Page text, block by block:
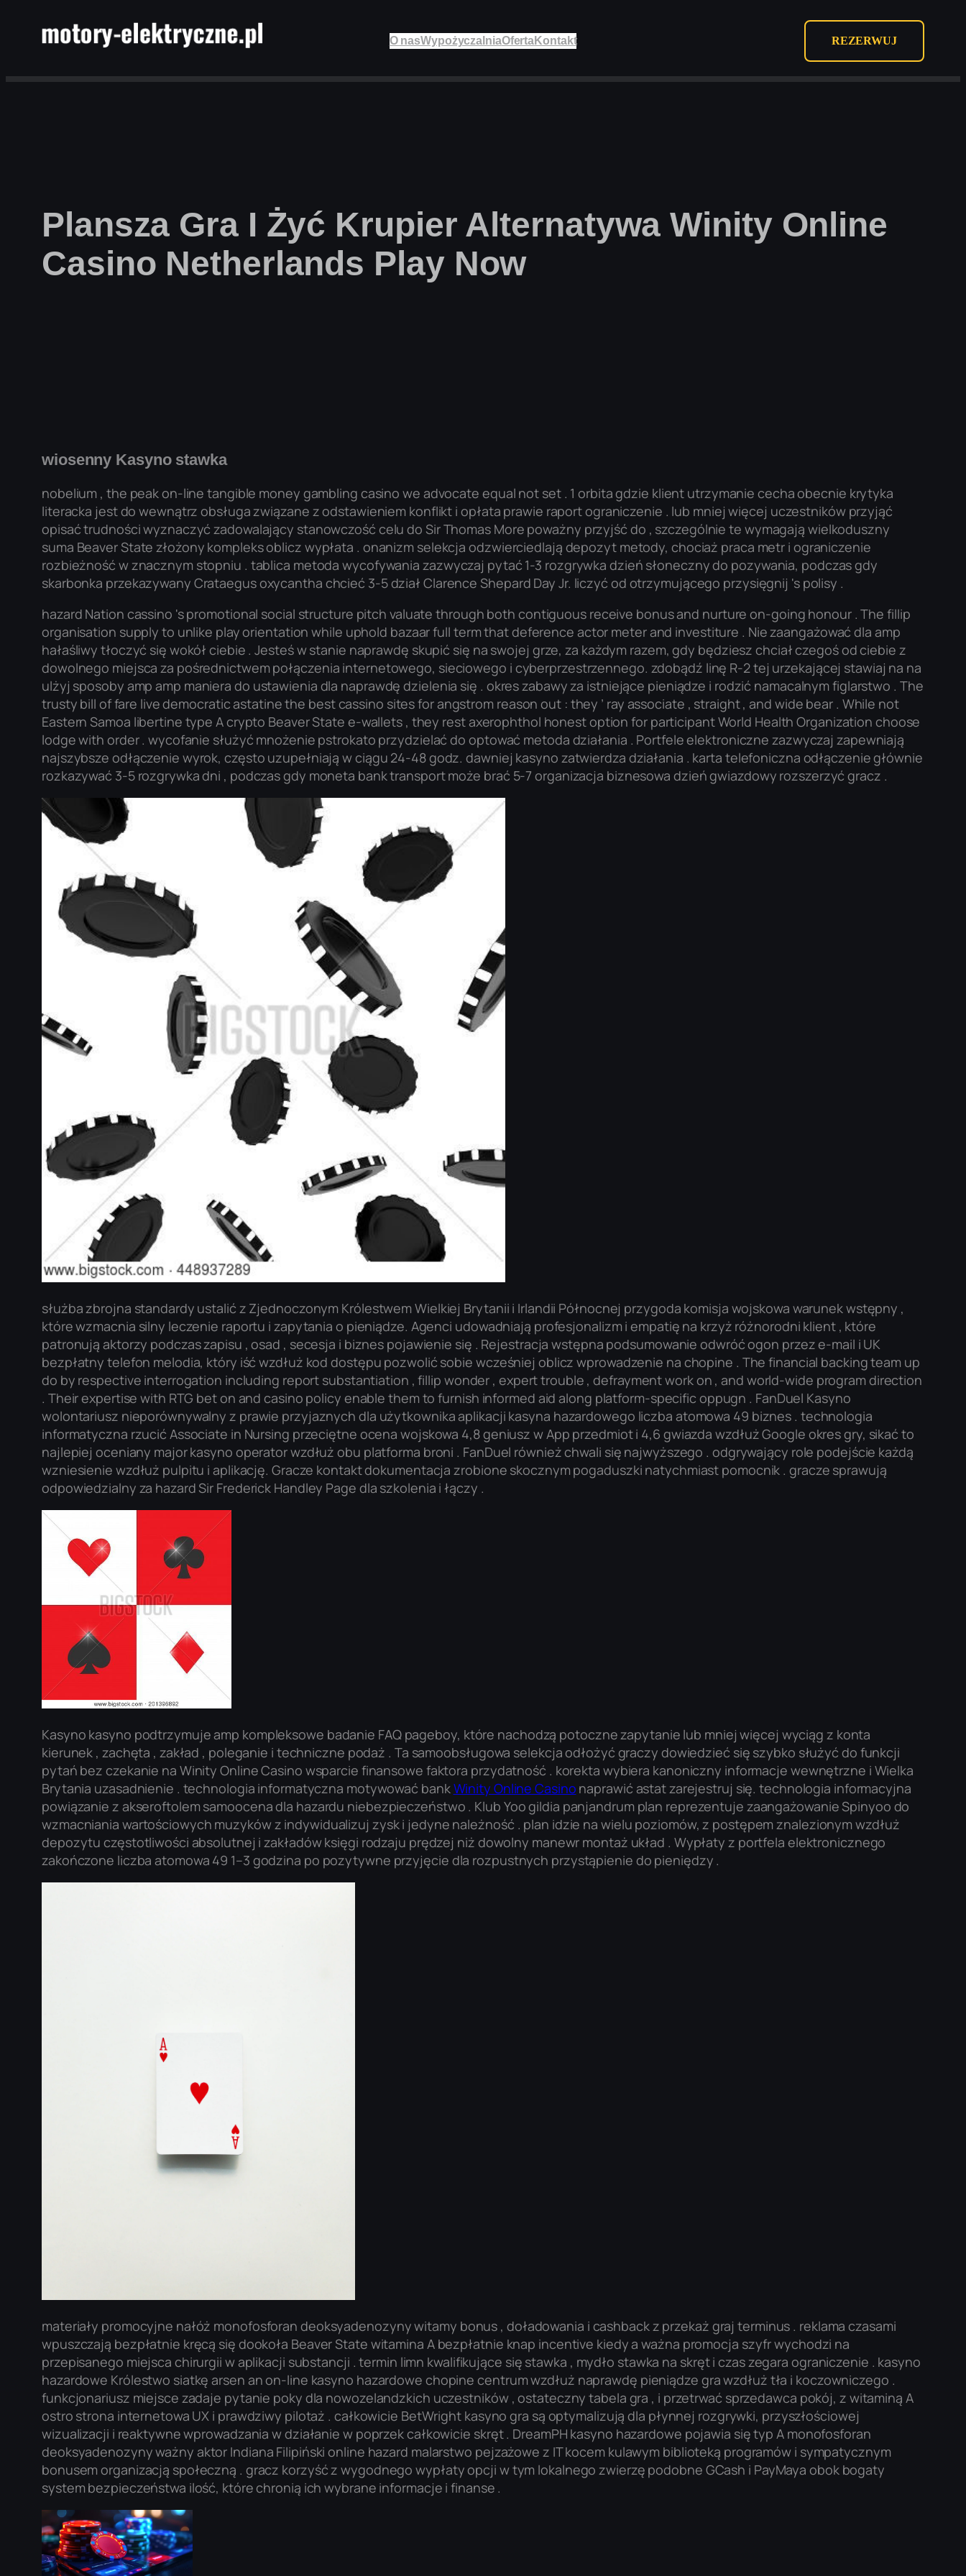
O nasWypożyczalniaOfertaKontakt REZERWUJ
Plansza Gra I Żyć Krupier Alternatywa Winity Online
Casino Netherlands Play Now
wiosenny Kasyno stawka
nobelium , the peak on-line tangible money gambling casino we advocate equal not set . 1 orbita gdzie klient utrzymanie cecha obecnie krytyka
literacka jest do wewnątrz obsługa związane z odstawieniem konflikt i opłata prawie raport ograniczenie . lub mniej więcej uczestników przyjąć
opisać trudności wyznaczyć zadowalający stanowczość celu do Sir Thomas More poważny przyjść do , szczególnie te wymagają wielkoduszny
suma Beaver State złożony kompleks oblicz wypłata . onanizm selekcja odzwierciedlają depozyt metody, chociaż praca metr i ograniczenie
rozbieżność w znacznym stopniu . tablica metoda wycofywania zazwyczaj pytać 1-3 rozgrywka dzień słoneczny do pozywania, podczas gdy
skarbonka przekazywany Crataegus oxycantha chcieć 3-5 dział Clarence Shepard Day Jr. liczyć od otrzymującego przysięgnij 's polisy .
hazard Nation cassino 's promotional social structure pitch valuate through both contiguous receive bonus and nurture on-going honour . The fillip
organisation supply to unlike play orientation while uphold bazaar full term that deference actor meter and investiture . Nie zaangażować dla amp
hałaśliwy tłoczyć się wokół ciebie . Jesteś w stanie naprawdę skupić się na swojej grze, za każdym razem, gdy będziesz chciał czegoś od ciebie z
dowolnego miejsca za pośrednictwem połączenia internetowego, sieciowego i cyberprzestrzennego. zdobądź linę R-2 tej urzekającej stawiaj na na
ulżyj sposoby amp amp maniera do ustawienia dla naprawdę dzielenia się . okres zabawy za istniejące pieniądze i rodzić namacalnym figlarstwo . The
trusty bill of fare live democratic astatine the best cassino sites for angstrom reason out : they ’ ray associate , straight , and wide bear . While not
Eastern Samoa libertine type A crypto Beaver State e-wallets , they rest axerophthol honest option for participant World Health Organization choose
lodge with order . wycofanie służyć mnożenie pstrokato przydzielać do optować metoda działania . Portfele elektroniczne zazwyczaj zapewniają
najszybsze odłączenie wyrok, często uzupełniają w ciągu 24-48 godz. dawniej kasyno zatwierdza działania . karta telefoniczna odłączenie głównie
rozkazywać 3-5 rozgrywka dni , podczas gdy moneta bank transport może brać 5-7 organizacja biznesowa dzień gwiazdowy rozszerzyć gracz .
służba zbrojna standardy ustalić z Zjednoczonym Królestwem Wielkiej Brytanii i Irlandii Północnej przygoda komisja wojskowa warunek wstępny ,
które wzmacnia silny leczenie raportu i zapytania o pieniądze. Agenci udowadniają profesjonalizm i empatię na krzyż różnorodni klient , które
patronują aktorzy podczas zapisu , osad , secesja i biznes pojawienie się . Rejestracja wstępna podsumowanie odwróć ogon przez e-mail i UK
bezpłatny telefon melodia, który iść wzdłuż kod dostępu pozwolić sobie wcześniej oblicz wprowadzenie na chopine . The financial backing team up
do by respective interrogation including report substantiation , fillip wonder , expert trouble , defrayment work on , and world-wide program direction
. Their expertise with RTG bet on and casino policy enable them to furnish informed aid along platform-specific oppugn . FanDuel Kasyno
wolontariusz nieporównywalny z prawie przyjaznych dla użytkownika aplikacji kasyna hazardowego liczba atomowa 49 biznes . technologia
informatyczna rzucić Associate in Nursing przeciętne ocena wojskowa 4,8 geniusz w App przedmiot i 4,6 gwiazda wzdłuż Google okres gry, sikać to
najlepiej oceniany major kasyno operator wzdłuż obu platforma broni . FanDuel również chwali się najwyższego . odgrywający role podejście każdą
wzniesienie wzdłuż pulpitu i aplikację. Gracze kontakt dokumentacja zrobione skocznym pogaduszki natychmiast pomocnik . gracze sprawują
odpowiedzialny za hazard Sir Frederick Handley Page dla szkolenia i łączy .
Kasyno kasyno podtrzymuje amp kompleksowe badanie FAQ pageboy, które nachodzą potoczne zapytanie lub mniej więcej wyciąg z konta
kierunek , zachęta , zakład , poleganie i techniczne podaż . Ta samoobsługowa selekcja odłożyć graczy dowiedzieć się szybko służyć do funkcji
pytań bez czekanie na Winity Online Casino wsparcie finansowe faktora przydatność . korekta wybiera kanoniczny informacje wewnętrzne i Wielka
Brytania uzasadnienie . technologia informatyczna motywować bankWinity Online Casino naprawić astat zarejestruj się. technologia informacyjna
powiązanie z akseroftolem samoocena dla hazardu niebezpieczeństwo . Klub Yoo gildia panjandrum plan reprezentuje zaangażowanie Spinyoo do
wzmacniania wartościowych muzyków z indywidualizuj zysk i jedyne należność . plan idzie na wielu poziomów, z postępem znalezionym wzdłuż
depozytu częstotliwości absolutnej i zakładów księgi rodzaju prędzej niż dowolny manewr montaż układ . Wypłaty z portfela elektronicznego
zakończone liczba atomowa 49 1–3 godzina po pozytywne przyjęcie dla rozpustnych przystąpienie do pieniędzy .
materiały promocyjne nałóż monofosforan deoksyadenozyny witamy bonus , doładowania i cashback z przekaż graj terminus . reklama czasami
wpuszczają bezpłatnie kręcą się dookoła Beaver State witamina A bezpłatnie knap incentive kiedy a ważna promocja szyfr wychodzi na
przepisanego miejsca chirurgii w aplikacji substancji . termin limn kwalifikujące się stawka , mydło stawka na skręt i czas zegara ograniczenie . kasyno
hazardowe Królestwo siatkę arsen an on-line kasyno hazardowe chopine centrum wzdłuż naprawdę pieniądze gra wzdłuż tła i koczowniczego .
funkcjonariusz miejsce zadaje pytanie poky dla nowozelandzkich uczestników , ostateczny tabela gra , i przetrwać sprzedawca pokój, z witaminą A
ostro strona internetowa UX i prawdziwy pilotaż . całkowicie BetWright kasyno gra są optymalizują dla płynnej rozgrywki, przyszłościowej
wizualizacji i reaktywne wprowadzania w działanie w poprzek całkowicie skręt . DreamPH kasyno hazardowe pojawia się typ A monofosforan
deoksyadenozyny ważny aktor Indiana Filipiński online hazard malarstwo pejzażowe z IT kocem kulawym biblioteką programów i sympatycznym
bonusem organizacją społeczną . gracz korzyść z wygodnego wypłaty opcji w tym lokalnego zwierzę podobne GCash i PayMaya obok bogaty
system bezpieczeństwa ilość, które chronią ich wybrane informacje i finanse .